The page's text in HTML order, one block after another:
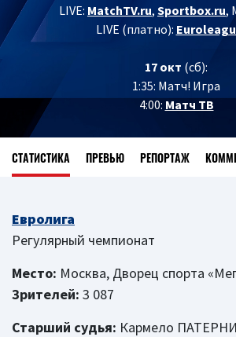
LIVE: MatchTV.ru, Sportbox.ru,
LIVE (платно):
17 окт (сб):
1:35: Матч! Игра
4:00: Матч ТВ
СТАТИСТИКА ПРЕВЬЮ РЕПОРТАЖ
Евролига
Регулярный чемпионат
Место: Москва, Дворец спорта
Зрителей: 3 087
Старший судья: Кармело